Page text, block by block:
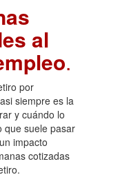
al
.
por
siempre es la
y cuándo lo
que suele pasar
impacto
cotizadas